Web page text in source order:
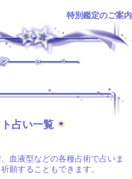
特別鑑定のご案内
占い一覧
血液型などの各種占術で占いま
願することもできます。